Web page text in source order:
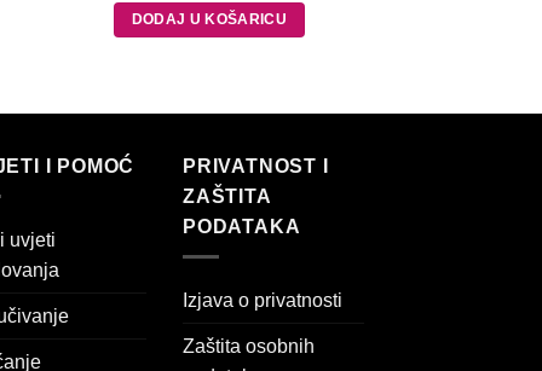
bila
je:
je:
12,90 €.
DODAJ U KOŠARICU
I POMOĆ
uvjeti
PRIVATNOST I
ZAŠTITA
PODATAKA
Izjava o privatnosti
Zaštita osobnih